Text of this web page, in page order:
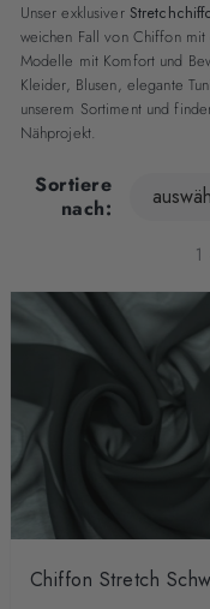
Unser exklusiver
weichen Fall von Chiffon
Modelle mit Komfort und
Kleider, Blusen, elegante
unserem Sortiment und
Nähprojekt.
Sortiere
nach:
1
Chiffon Stretch